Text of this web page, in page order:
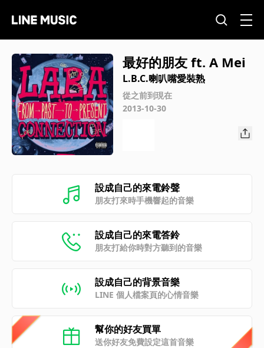
最好的朋友 ft. A Mei
L.B.C.喇叭嘴愛裝熟
從之前到現在
2013-10-30
設成自己的來電鈴聲
朋友打來時手機響起的音樂
設成自己的來電答鈴
朋友打給你時對方聽到的音樂
設成自己的背景音樂
LINE 個人檔案頁的心情音樂
幫你的好友買單
送你好友免費設定這首音樂